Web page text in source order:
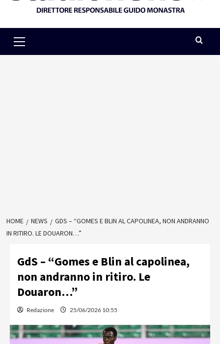
Menu
HOME NEWS
GDS – “GOMES E BLIN AL CAPOLINEA, NON ANDRANNO
IN RITIRO. LE DOUARON…”
GdS – “Gomes e Blin al capolinea,
non andranno in ritiro. Le
Douaron…”
Redazione 25/06/2026 10:55